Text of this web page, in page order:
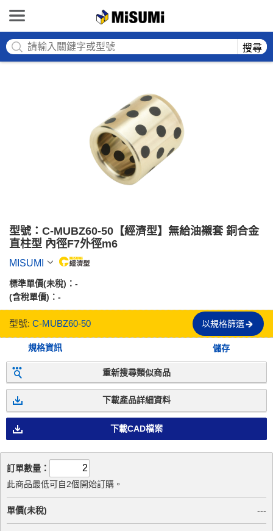
搜尋
型號：C-MUBZ60-50【經濟型】無給油襯套 銅合金
直柱型 內徑F7外徑m6
MISUMI
標準單價(未稅)： -
(含稅單價)： -
型號: C-MUBZ60-50 以規格篩選
規格資訊 儲存
重新搜尋類似商品
下載產品詳細資料
下載CAD檔案
訂單數量：
此商品最低可自2個開始訂購。
單價(未稅) ---